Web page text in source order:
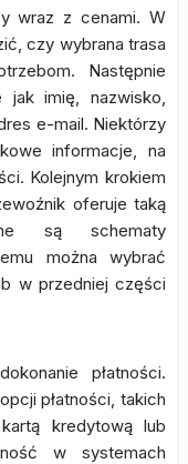
wraz z cenami. W
czy wybrana trasa
Następnie
jak imię, nazwisko,
e-mail. Niektórzy
informacje, na
Kolejnym krokiem
oferuje taką
są schematy
można wybrać
w przedniej części
płatności.
płatności, takich
kredytową lub
w systemach